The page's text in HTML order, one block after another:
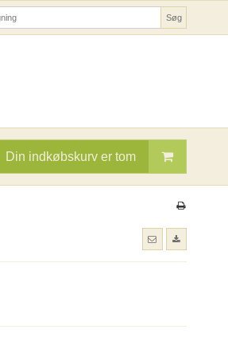
Søg
Din indkøbskurv er tom